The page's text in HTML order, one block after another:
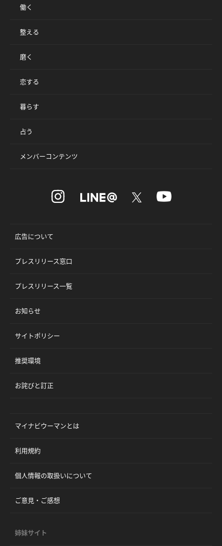
働く
整える
磨く
恋する
暮らす
占う
メンバーコンテンツ
広告について
プレスリリース窓口
プレスリリース一覧
お知らせ
サイトポリシー
推奨環境
お詫びと訂正
マイナビウーマンとは
利用規約
個人情報の取扱いについて
ご意見・ご感想
姉妹サイト